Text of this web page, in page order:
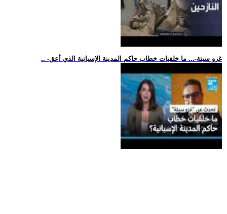
.. -غزو سبتة-... ما خلفيات خطاب حاكم المدينة الإسبانية الذي أعق